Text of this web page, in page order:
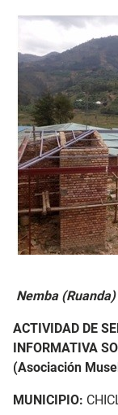
Nemba(Ruanda)
ACTIVIDAD DE
INFORMATIVA
(Asociación
MUNICIPIO: